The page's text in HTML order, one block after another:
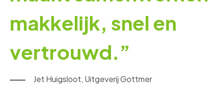
makkelijk, snel en
vertrouwd.”
Jet Huigsloot, Uitgeverij Gottmer